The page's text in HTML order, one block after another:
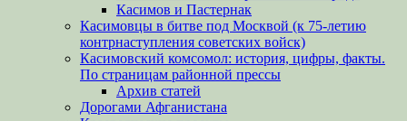
Касимов и Пастернак
Касимовцы в битве под Москвой (к 75-летию
контрнаступления советских войск)
Касимовский комсомол: история, цифры, факты.
По страницам районной прессы
Архив статей
Дорогами Афганистана